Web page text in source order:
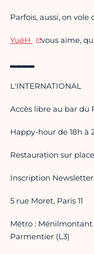
Parfois, aussi, on
YuëH vous aime,
▂▂▂▂
L'INTERNATIONAL
Accès libre au bar du
Happy-hour de 18h à
Restauration sur place
Inscription
5 rue Moret, Paris 11
Métro : Ménilmontant
Parmentier (L3)